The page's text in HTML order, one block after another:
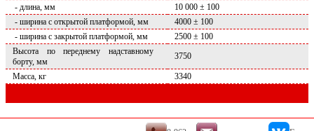
- длина, мм
10 000 ± 100
- ширина с открытой платформой, мм
4000 ± 100
- ширина с закрытой платформой, мм
2500 ± 100
Высота по переднему надставному
борту, мм
3750
Масса, кг 3340